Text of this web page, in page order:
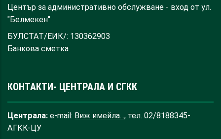
Център за административно обслужване - вход от ул.
"Белмекен"
БУЛСТАТ/ЕИК/: 130362903
Банкова сметка
КОНТАКТИ- ЦЕНТРАЛА И СГКК
Централа: e-mail: Виж имейла..., тел. 02/8188345-
АГКК-ЦУ